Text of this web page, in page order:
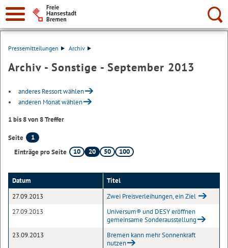
Suche:
Pressemitteilungen Archiv
Archiv - Sonstige - September 2013
anderes Ressort wählen
anderen Monat wählen
1 bis 8 von 8 Treffer
Seite
1
Einträge pro Seite
10 20 50 100
Datum
Titel
27.09.2013
Zwei Preisverleihungen, ein Ziel
27.09.2013
Universum® und DESY eröffnen
gemeinsame Sonderausstellung
23.09.2013
Bremen kann mehr Sonnenkraft
nutzen